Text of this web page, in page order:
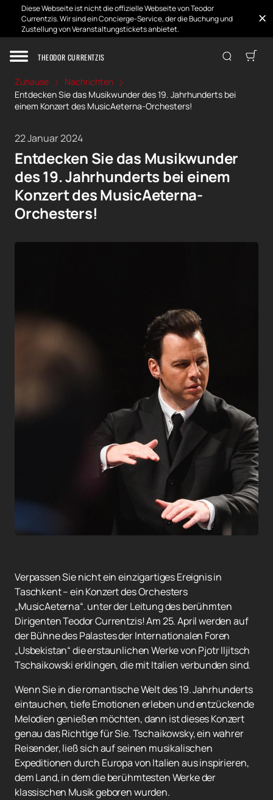
Diese Webseite ist nicht die offizielle Webseite von Teodor
Currentzis. Wir sind ein Concierge-Service, der die Buchung und
Zustellung von Veranstaltungstickets anbietet.
THEODOR CURRENTZIS
Zuhause
Nachrichten
Entdecken Sie das Musikwunder des 19. Jahrhunderts bei
einem Konzert des MusicAeterna-Orchesters!
22 Januar 2024
Entdecken Sie das Musikwunder
des 19. Jahrhunderts bei einem
Konzert des MusicAeterna-
Orchesters!
Verpassen Sie nicht ein einzigartiges Ereignis in
Taschkent – ein Konzert des Orchesters
„MusicAeterna“. unter der Leitung des berühmten
Dirigenten Teodor Currentzis! Am 25. April werden auf
der Bühne des Palastes der Internationalen Foren
„Usbekistan“ die erstaunlichen Werke von Pjotr ​​Iljitsch
Tschaikowski erklingen, die mit Italien verbunden sind.
Wenn Sie in die romantische Welt des 19. Jahrhunderts
eintauchen, tiefe Emotionen erleben und entzückende
Melodien genießen möchten, dann ist dieses Konzert
genau das Richtige für Sie. Tschaikowsky, ein wahrer
Reisender, ließ sich auf seinen musikalischen
Expeditionen durch Europa von Italien aus inspirieren,
dem Land, in dem die berühmtesten Werke der
klassischen Musik geboren wurden.